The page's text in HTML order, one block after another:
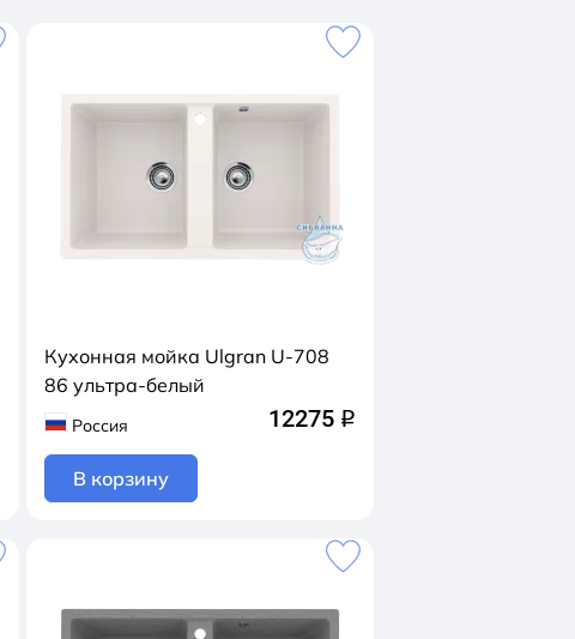
Кухонная мойка Ulgran U-708
86 ультра-белый
Россия 12275 q
В корзину